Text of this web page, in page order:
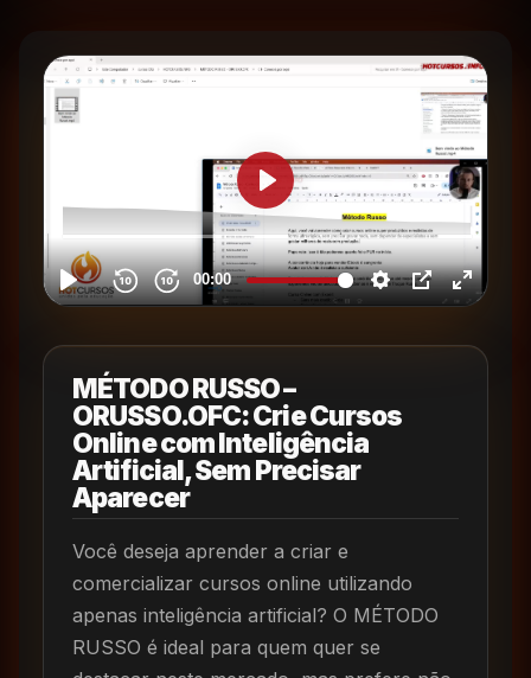
MÉTODO RUSSO –
ORUSSO.OFC: Crie Cursos
Online com Inteligência
Artificial, Sem Precisar
Aparecer
Você deseja aprender a criar e
comercializar cursos online utilizando
apenas inteligência artificial? O MÉTODO
RUSSO é ideal para quem quer se